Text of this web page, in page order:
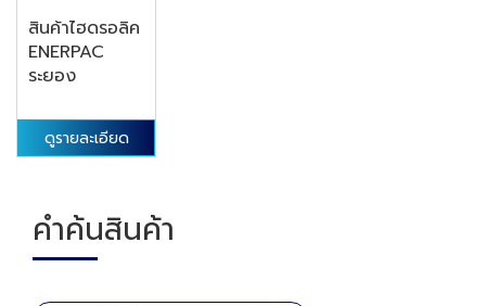
สินค้าไฮดรอลิค
ENERPAC
ระยอง
ดูรายละเอียด
คำค้นสินค้า